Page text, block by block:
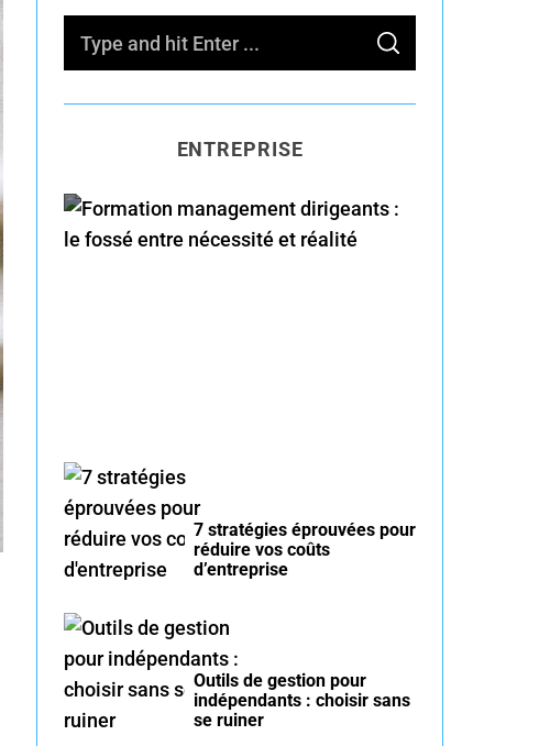
f
o
S
A
C
ENTREPRISE
7 stratégies éprouvées pour
réduire vos coûts
d’entreprise
Outils de gestion pour
indépendants : choisir sans
se ruiner